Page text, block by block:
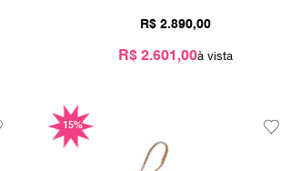
R$ 2.890,00
R$ 2.601,00
15%